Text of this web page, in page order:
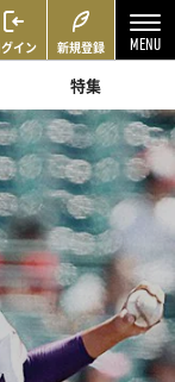
イン 新規登録
特集